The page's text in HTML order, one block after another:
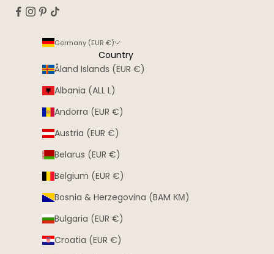
Germany (EUR €)
Country
Åland Islands (EUR €)
Albania (ALL L)
Andorra (EUR €)
Austria (EUR €)
Belarus (EUR €)
Belgium (EUR €)
Bosnia & Herzegovina (BAM КМ)
Bulgaria (EUR €)
Croatia (EUR €)